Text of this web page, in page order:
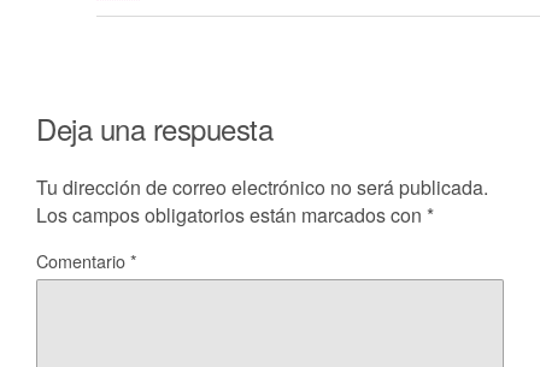
Deja una respuesta
Tu dirección de correo electrónico no será publicada.
Los campos obligatorios están marcados con *
Comentario*